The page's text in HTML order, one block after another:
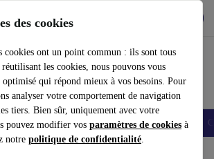
des cookies
cookies ont un point commun : ils sont tous
les cookies, nous pouvons vous
qui répond mieux à vos besoins. Pour
analyser votre comportement de navigation
tiers. Bien sûr, uniquement avec votre
pouvez modifier vos paramètres de cookies à
notre politique de confidentialité.
et facilement
Tablettes Montres connectées Accessoires